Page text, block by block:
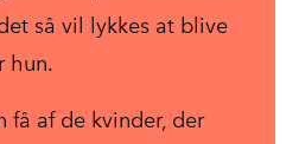
så vil lykkes at blive
hun.
få af de kvinder, der